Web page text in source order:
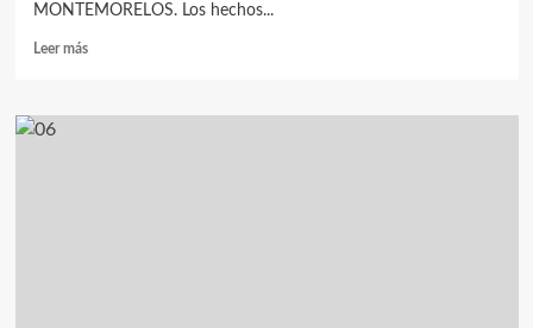
MONTEMORELOS. Los hechos...
Leer más